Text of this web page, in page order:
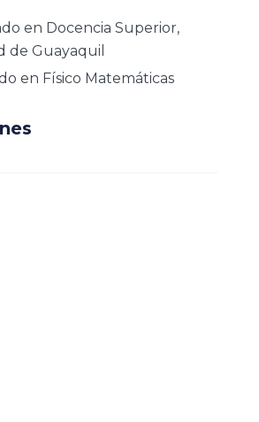
en Docencia Superior,
de Guayaquil
en Físico Matemáticas